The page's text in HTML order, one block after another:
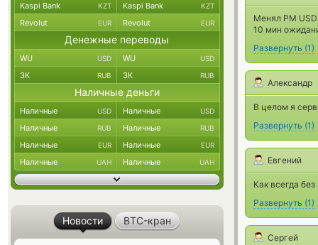
Менял PM
10 мин
Развернуть (1)
Александр
В целом я
Развернуть (1)
Евгений
Как всегда
Развернуть (1)
Сергей
Kaspi Bank KZT Kaspi Bank KZT
Revolut EUR Revolut EUR
Денежные переводы
WU USD WU USD
ЗК RUB ЗК RUB
Наличные деньги
Наличные USD Наличные USD
Наличные RUB Наличные RUB
Наличные EUR Наличные EUR
Наличные UAH Наличные UAH
Новости BTC-кран